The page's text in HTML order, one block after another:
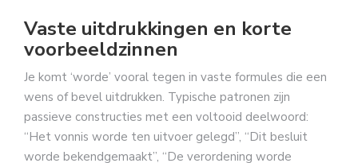
Vaste uitdrukkingen en korte
voorbeeldzinnen
Je komt ‘worde’ vooral tegen in vaste formules die een
wens of bevel uitdrukken. Typische patronen zijn
passieve constructies met een voltooid deelwoord:
“Het vonnis worde ten uitvoer gelegd”, “Dit besluit
worde bekendgemaakt”, “De verordening worde